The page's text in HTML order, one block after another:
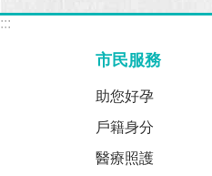
:::
市民服務
助您好孕
戶籍身分
醫療照護